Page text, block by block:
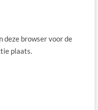
deze browser voor de
plaats.